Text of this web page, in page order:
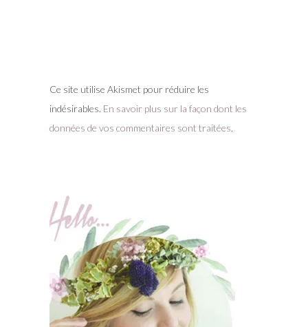
Ce site utilise Akismet pour réduire les
indésirables. En savoir plus sur la façon dont les
données de vos commentaires sont traitées.